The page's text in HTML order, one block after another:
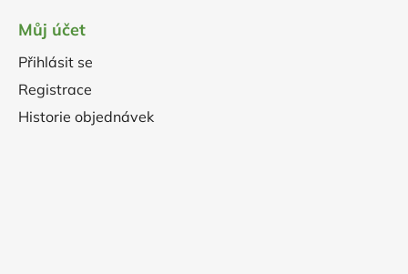
Můj účet
Přihlásit se
Registrace
Historie objednávek